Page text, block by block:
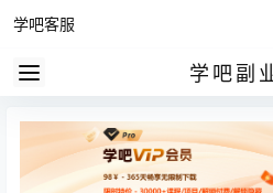
学吧客服
学吧副